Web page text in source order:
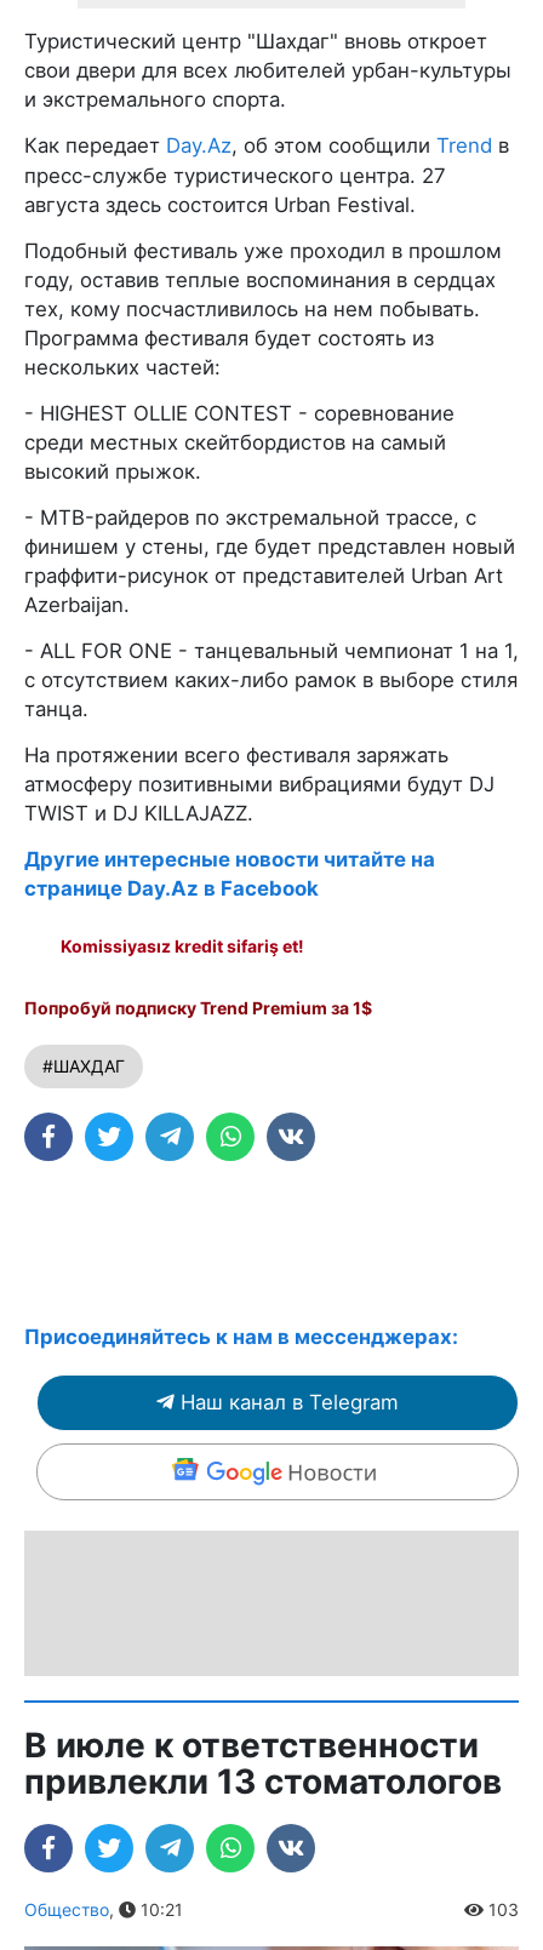
Туристический центр "Шахдаг" вновь откроет
свои двери для всех любителей урбан-культуры
и экстремального спорта.
Как передает Day.Az, об этом сообщили Trend в
пресс-службе туристического центра. 27
августа здесь состоится Urban Festival.
Подобный фестиваль уже проходил в прошлом
году, оставив теплые воспоминания в сердцах
тех, кому посчастливилось на нем побывать.
Программа фестиваля будет состоять из
нескольких частей:
- HIGHEST OLLIE CONTEST - соревнование
среди местных скейтбордистов на самый
высокий прыжок.
- MTB-райдеров по экстремальной трассе, с
финишем у стены, где будет представлен новый
граффити-рисунок от представителей Urban Art
Azerbaijan.
- ALL FOR ONE - танцевальный чемпионат 1 на 1,
с отсутствием каких-либо рамок в выборе стиля
танца.
На протяжении всего фестиваля заряжать
атмосферу позитивными вибрациями будут DJ
TWIST и DJ KILLAJAZZ.
Другие интересные новости читайте на
странице Day.Az в Facebook
Komissiyasız kredit sifariş et!
Попробуй подписку Trend Premium за 1$
#ШАХДАГ
Присоединяйтесь к нам в мессенджерах:
Наш канал в Telegram
В июле к ответственности
привлекли 13 стоматологов
Общество, 10:21 103